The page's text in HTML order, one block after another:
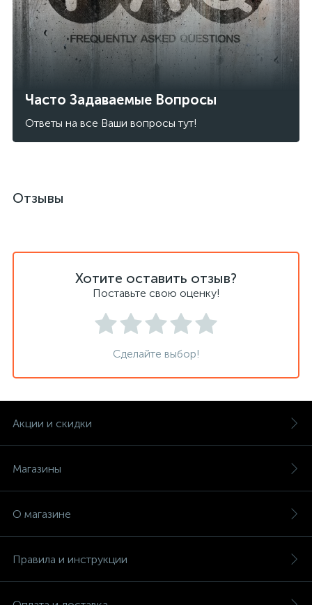
Часто Задаваемые Вопросы
Ответы на все Ваши вопросы тут!
Отзывы
Хотите оставить отзыв?
Поставьте свою оценку!
Сделайте выбор!
Акции и скидки
Магазины
О магазине
Правила и инструкции